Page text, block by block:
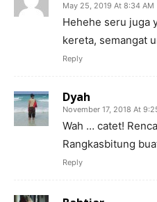
May 25, 2019 At 8:34 AM
Hehehe seru juga
kereta, semangat
Reply
Dyah
November 17, 2018 At
Wah … catet!
Rangkasbitung
Reply